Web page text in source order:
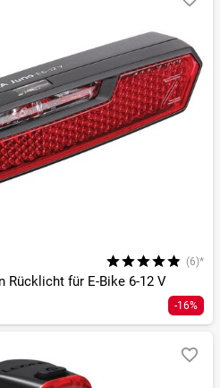
(6)*
für E-Bike 6-12 V
-16%